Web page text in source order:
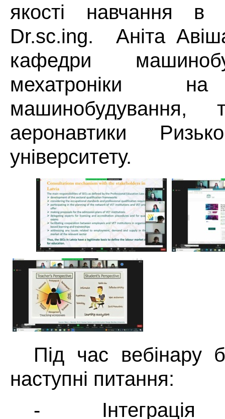
якості навчання в
Dr.sc.ing. Аніта
кафедри
мехатроніки на
машинобудування,
аеронавтики
університету.
Під час вебінару
наступні питання:
- Інтеграція